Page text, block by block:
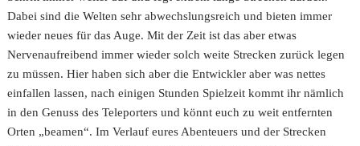
Dabei sind die Welten sehr abwechslungsreich und bieten immer
wieder neues für das Auge. Mit der Zeit ist das aber etwas
Nervenaufreibend immer wieder solch weite Strecken zurück legen
zu müssen. Hier haben sich aber die Entwickler aber was nettes
einfallen lassen, nach einigen Stunden Spielzeit kommt ihr nämlich
in den Genuss des Teleporters und könnt euch zu weit entfernten
Orten „beamen“. Im Verlauf eures Abenteuers und der Strecken